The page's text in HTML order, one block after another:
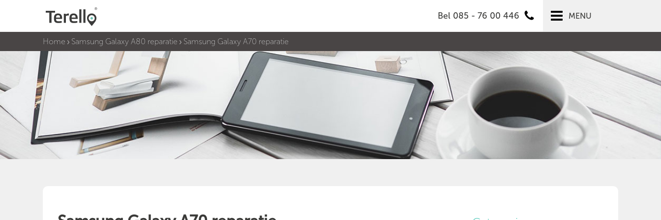
Bel 085 - 76 00 446 MENU
Home Samsung Galaxy A80 reparatie Samsung Galaxy A70 reparatie